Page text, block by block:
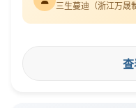
三生蔓迪（浙江万晟
查